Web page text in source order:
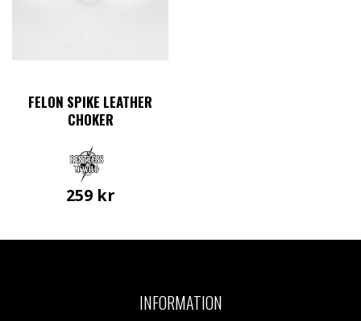
FELON SPIKE LEATHER
CHOKER
259 kr
INFORMATION